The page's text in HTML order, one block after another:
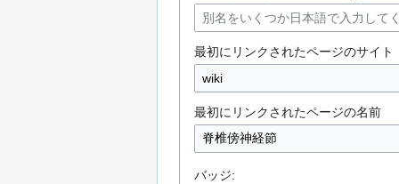
最初にリンクされたページのサイト
最初にリンクされたページの名前
バッジ: